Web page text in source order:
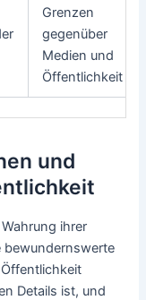
Grenzen
gegenüber
Medien und
Öffentlichkeit
und
ihrer
bewundernswerte
Details ist, und